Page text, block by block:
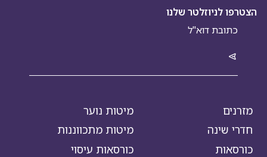
הצטרפו לניוזלטר שלנו
מזרנים
מיטות נוער
חדרי שינה
מיטות מתכווננות
כורסאות
כורסאות עיסוי